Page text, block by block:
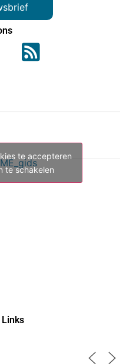
te accepteren
te schakelen
Links